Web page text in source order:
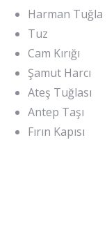
Harman Tuğla
Tuz
Cam Kırığı
Şamut Harcı
Ateş Tuğlası
Antep Taşı
Fırın Kapısı